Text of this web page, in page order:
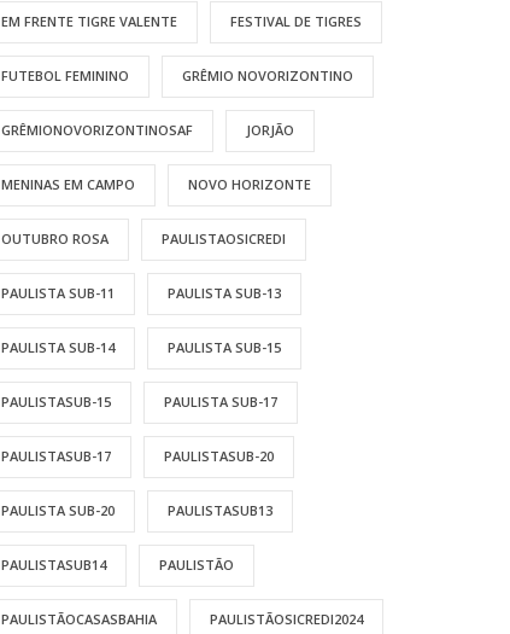
EM FRENTE TIGRE VALENTE FESTIVAL DE TIGRES
FUTEBOL FEMININO GRÊMIO NOVORIZONTINO
GRÊMIONOVORIZONTINOSAF JORJÃO
MENINAS EM CAMPO NOVO HORIZONTE
OUTUBRO ROSA PAULISTAOSICREDI
PAULISTA SUB-11 PAULISTA SUB-13
PAULISTA SUB-14 PAULISTA SUB-15
PAULISTASUB-15 PAULISTA SUB-17
PAULISTASUB-17 PAULISTASUB-20
PAULISTA SUB-20 PAULISTASUB13
PAULISTASUB14 PAULISTÃO
PAULISTÃOCASASBAHIA PAULISTÃOSICREDI2024